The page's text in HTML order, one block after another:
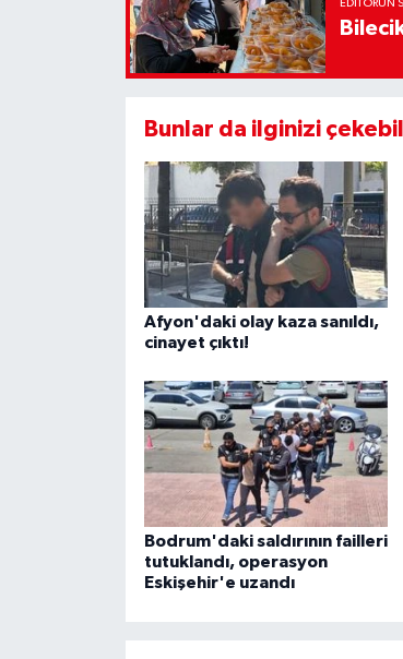
EDITÖRÜN
Bunlar da ilginizi
Afyon'daki olay kaza sanıldı,
cinayet çıktı!
Bodrum'daki saldırının failleri
tutuklandı, operasyon
Eskişehir'e uzandı